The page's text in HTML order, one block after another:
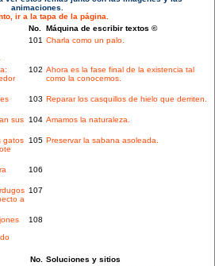
animaciones.
ir a la tapa de la página.
No. Máquina de escribir textos ©
101 Charla como un palo.
102 Ahora es la fase final de la existencia tal
como la conocemos.
103 Reparar los casquillos de hielo que derriten.
sus 104 Amamos la naturaleza.
gatos 105 Preservar la sabana asoleada.
106
a
107
108
No. Soluciones y sitios